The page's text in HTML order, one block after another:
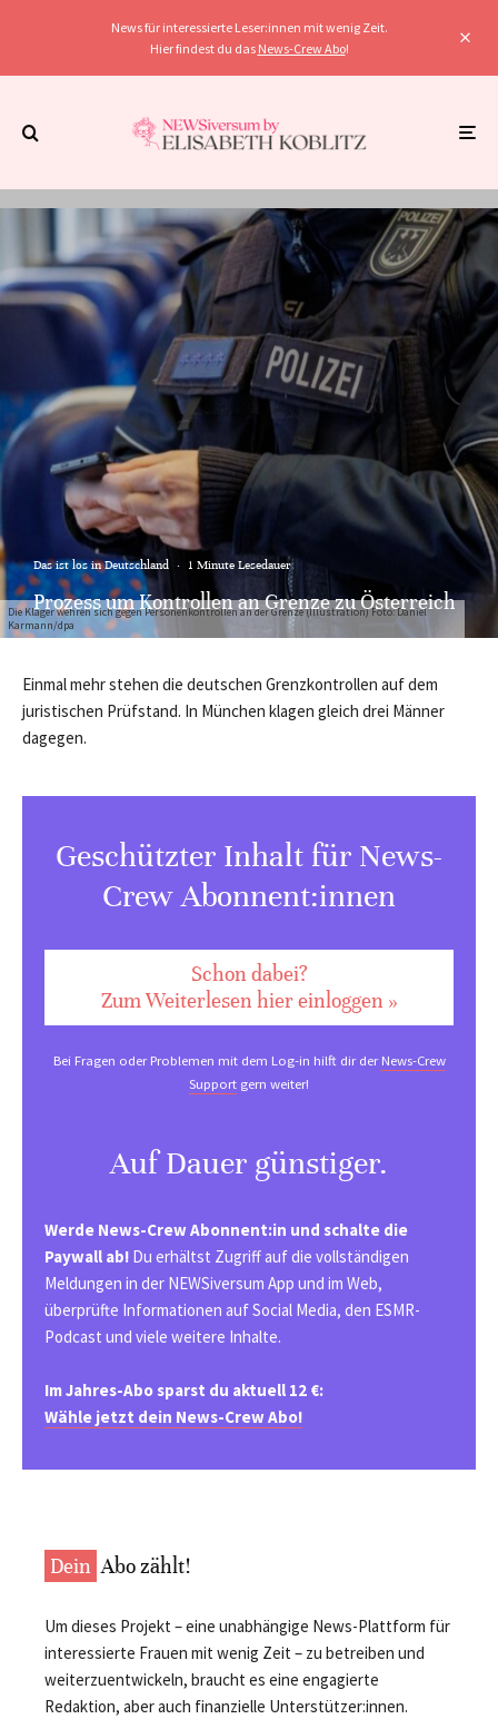
News für interessierte Leser:innen mit wenig Zeit.
Hier findest du das News-Crew Abo!
Die Kläger wehren sich gegen Personenkontrollen an der Grenze (Illustration) Foto: Daniel
Karmann/dpa
Das ist los in Deutschland · 1 Minute Lesedauer
Prozess um Kontrollen an Grenze zu Österreich
Einmal mehr stehen die deutschen Grenzkontrollen auf dem
juristischen Prüfstand. In München klagen gleich drei Männer
dagegen.
Geschützter Inhalt für News-
Crew Abonnent:innen
Schon dabei?
Zum Weiterlesen hier einloggen »
Bei Fragen oder Problemen mit dem Log-in hilft dir derNews-Crew
Support gern weiter!
Auf Dauer günstiger.
Werde News-Crew Abonnent:in und schalte die
Paywall ab! Du erhältst Zugriff auf die vollständigen
Meldungen in der NEWSiversum App und im Web,
überprüfte Informationen auf Social Media, den ESMR-
Podcast und viele weitere Inhalte.
Im Jahres-Abo sparst du aktuell 12 €:
Wähle jetzt dein News-Crew Abo!
Dein Abo zählt!
Um dieses Projekt – eine unabhängige News-Plattform für
interessierte Frauen mit wenig Zeit – zu betreiben und
weiterzuentwickeln, braucht es eine engagierte
Redaktion, aber auch finanzielle Unterstützer:innen.